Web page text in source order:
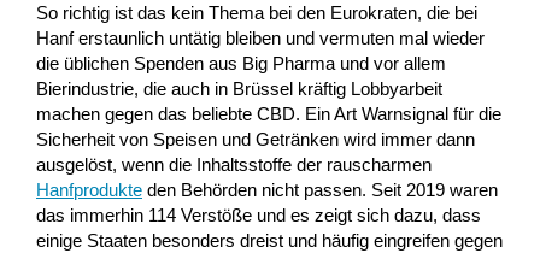
So richtig ist das kein Thema bei den Eurokraten, die bei
Hanf erstaunlich untätig bleiben und vermuten mal wieder
die üblichen Spenden aus Big Pharma und vor allem
Bierindustrie, die auch in Brüssel kräftig Lobbyarbeit
machen gegen das beliebte CBD. Ein Art Warnsignal für die
Sicherheit von Speisen und Getränken wird immer dann
ausgelöst, wenn die Inhaltsstoffe der rauscharmen
Hanfprodukte den Behörden nicht passen. Seit 2019 waren
das immerhin 114 Verstöße und es zeigt sich dazu, dass
einige Staaten besonders dreist und häufig eingreifen gegen